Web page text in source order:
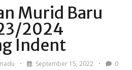
Murid Baru
2024
Indent
September 15, 2022 0